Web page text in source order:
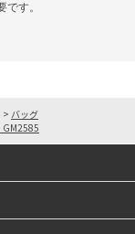
です。
> バッグ
GM2585